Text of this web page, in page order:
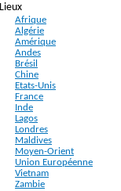
Lieux
Afrique
Algérie
Amérique
Andes
Brésil
Chine
Etats-Unis
France
Inde
Lagos
Londres
Maldives
Moyen-Orient
Union Européenne
Vietnam
Zambie